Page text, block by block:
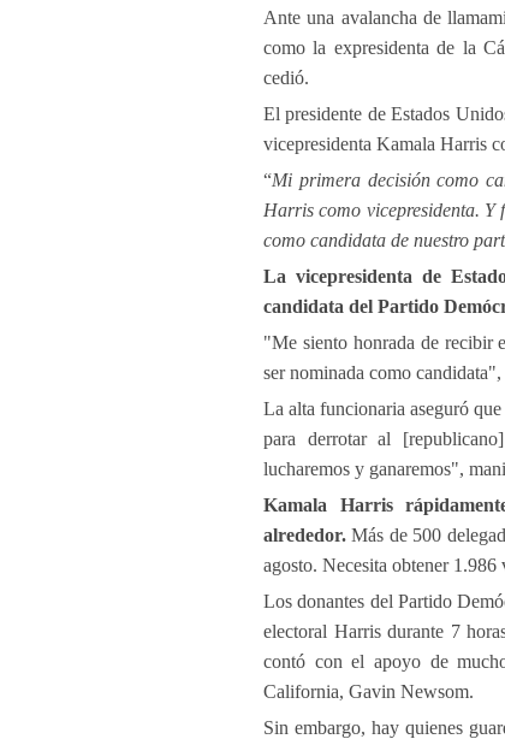
Ante una avalancha de
como la expresidenta de la
cedió.
El presidente de Estados
vicepresidenta Kamala Harris
“Mi primera decisión como
Harris como vicepresidenta.
como candidata de nuestro
La vicepresidenta de
candidata del Partido
"Me siento honrada de recibir
ser nominada como
La alta funcionaria aseguró
para derrotar al
lucharemos y ganaremos",
Kamala Harris
alrededor. Más de 500
agosto. Necesita obtener
Los donantes del Partido
electoral Harris durante 7
contó con el apoyo de
California, Gavin Newsom.
Sin embargo, hay quienes